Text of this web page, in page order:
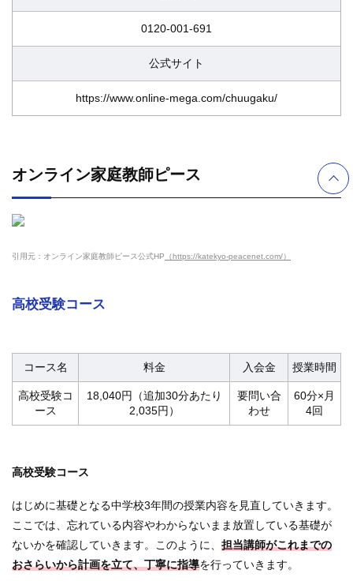
0120-001-691
公式サイト
https://www.online-mega.com/chuugaku/
オンライン家庭教師ピース
引用元：オンライン家庭教師ピース公式HP （https://katekyo-peacenet.com/）
高校受験コース
コース名 料金 入会金 授業時間
高校受験コ
ース
18,040円（追加30分あたり
2,035円）
要問い合
わせ
60分×月
4回
高校受験コース
はじめに基礎となる中学校3年間の授業内容を見直していきます。
ここでは、忘れている内容やわからないまま放置している基礎が
ないかを確認していきます。このように、 担当講師がこれまでの
おさらいから計画を立て、丁寧に指導を行っていきます。